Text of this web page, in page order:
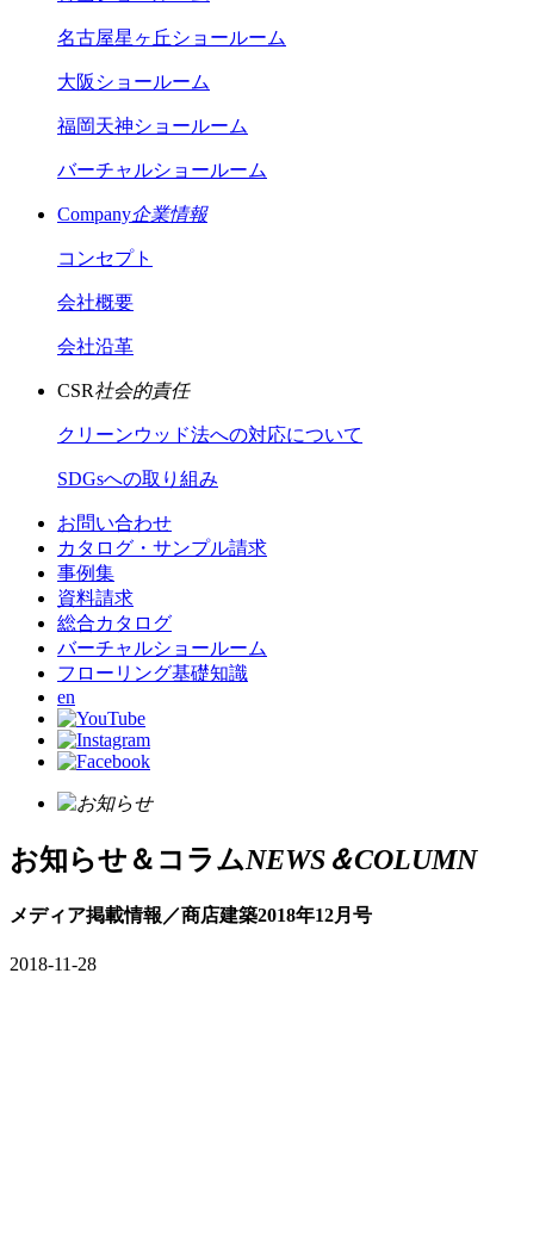
名古屋星ヶ丘ショールーム
大阪ショールーム
福岡天神ショールーム
バーチャルショールーム
Company企業情報
コンセプト
会社概要
会社沿革
CSR社会的責任
クリーンウッド法への対応について
SDGsへの取り組み
お問い合わせ
カタログ・サンプル請求
事例集
資料請求
総合カタログ
バーチャルショールーム
フローリング基礎知識
en
お知らせ＆コラムNEWS＆COLUMN
メディア掲載情報／商店建築2018年12月号
2018-11-28